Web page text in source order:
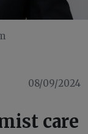
08/09/2024
care